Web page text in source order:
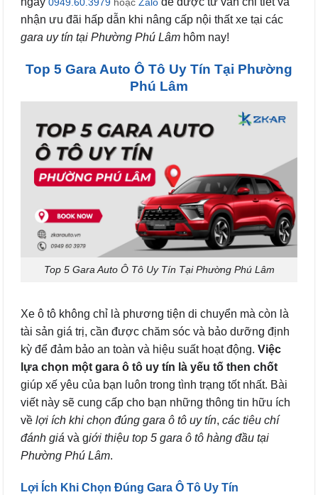
nhận ưu đãi hấp dẫn khi nâng cấp nội thất xe tại các
gara uy tín tại Phường Phú Lâm hôm nay!
Top 5 Gara Auto Ô Tô Uy Tín Tại Phường
Phú Lâm
Top 5 Gara Auto Ô Tô Uy Tín Tại Phường Phú Lâm
Xe ô tô không chỉ là phương tiện di chuyển mà còn là
tài sản giá trị, cần được chăm sóc và bảo dưỡng định
kỳ để đảm bảo an toàn và hiệu suất hoạt động. Việc
lựa chọn một gara ô tô uy tín là yếu tố then chốt
giúp xế yêu của bạn luôn trong tình trạng tốt nhất. Bài
viết này sẽ cung cấp cho bạn những thông tin hữu ích
về lợi ích khi chọn đúng gara ô tô uy tín, các tiêu chí
đánh giá và giới thiệu top 5 gara ô tô hàng đầu tại
Phường Phú Lâm.
Lợi Ích Khi Chọn Đúng Gara Ô Tô Uy Tín